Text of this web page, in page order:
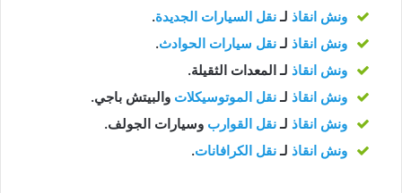
ونش انقاذ لـنقل السيارات الجديدة.
ونش انقاذ لـنقل سيارات الحوادث.
ونش انقاذ لـ المعدات الثقيلة.
ونش انقاذ لـنقل الموتوسيكلات والبيتش باجي.
ونش انقاذ لـنقل القوارب وسيارات الجولف.
ونش انقاذ لـنقل الكرافانات.